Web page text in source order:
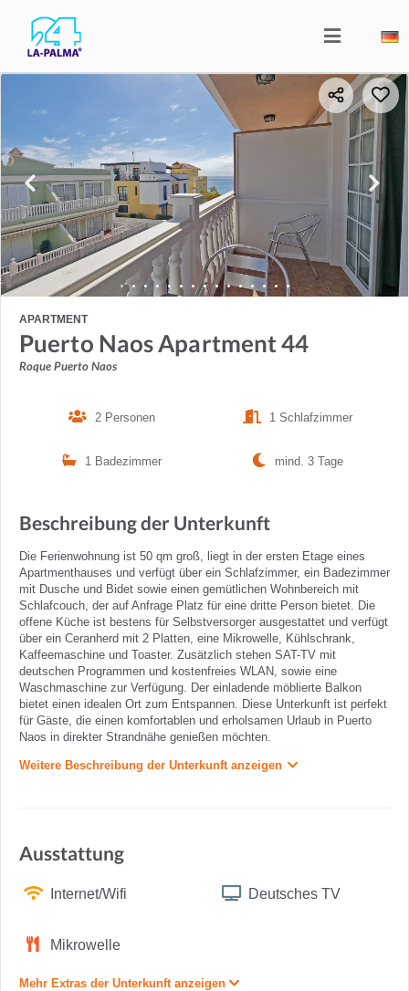
APARTMENT
Puerto Naos Apartment 44
Roque Puerto Naos
2 Personen 1 Schlafzimmer
1 Badezimmer mind. 3 Tage
Beschreibung der Unterkunft
Die Ferienwohnung ist 50 qm groß, liegt in der ersten Etage eines
Apartmenthauses und verfügt über ein Schlafzimmer, ein Badezimmer
mit Dusche und Bidet sowie einen gemütlichen Wohnbereich mit
Schlafcouch, der auf Anfrage Platz für eine dritte Person bietet. Die
offene Küche ist bestens für Selbstversorger ausgestattet und verfügt
über ein Ceranherd mit 2 Platten, eine Mikrowelle, Kühlschrank,
Kaffeemaschine und Toaster. Zusätzlich stehen SAT-TV mit
deutschen Programmen und kostenfreies WLAN, sowie eine
Waschmaschine zur Verfügung. Der einladende möblierte Balkon
bietet einen idealen Ort zum Entspannen. Diese Unterkunft ist perfekt
für Gäste, die einen komfortablen und erholsamen Urlaub in Puerto
Naos in direkter Strandnähe genießen möchten.
Weitere Beschreibung der Unterkunft anzeigen
Ausstattung
Internet/Wifi Deutsches TV
Mikrowelle
Mehr Extras der Unterkunft anzeigen